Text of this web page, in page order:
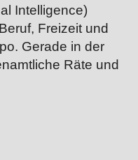
Intelligence)
Freizeit und
Gerade in der
Räte und